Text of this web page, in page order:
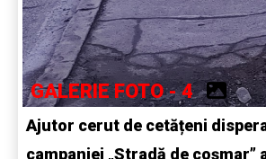
GALERIE FOTO - 4
Ajutor cerut de cetățeni
campaniei „Stradă de coșmar”